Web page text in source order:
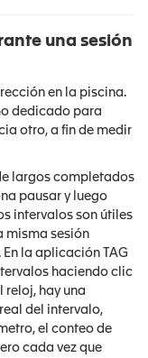
una sesión
en la piscina.
dedicado para
otro, a fin de medir
largos completados
pausar y luego
intervalos son útiles
misma sesión
la aplicación TAG
haciendo clic
reloj, hay una
del intervalo,
el conteo de
cada vez que